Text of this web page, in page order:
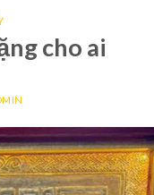
cho ai